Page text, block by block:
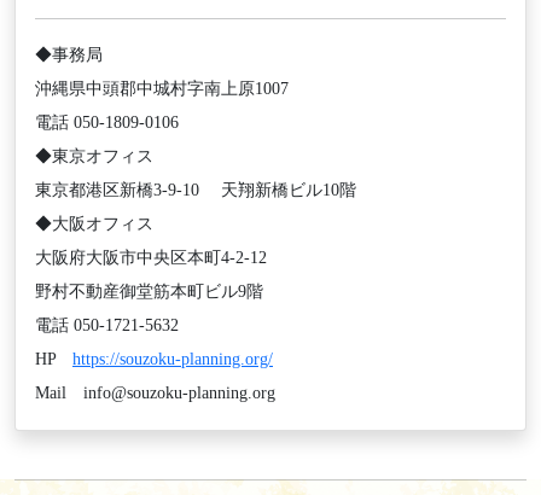
◆事務局
沖縄県中頭郡中城村字南上原1007
電話 050-1809-0106
◆東京オフィス
東京都港区新橋3-9-10 天翔新橋ビル10階
◆大阪オフィス
大阪府大阪市中央区本町4-2-12
野村不動産御堂筋本町ビル9階
電話 050-1721-5632
HP https://souzoku-planning.org/
Mail info@souzoku-planning.org